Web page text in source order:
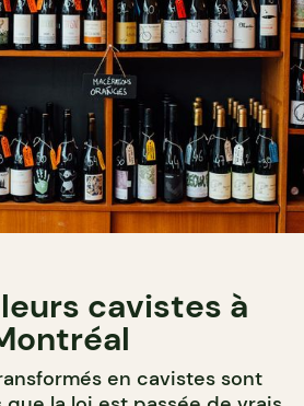
cavistes à
en cavistes sont